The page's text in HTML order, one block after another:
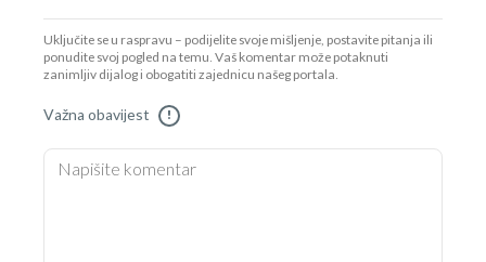
Uključite se u raspravu – podijelite svoje mišljenje, postavite pitanja ili
ponudite svoj pogled na temu. Vaš komentar može potaknuti
zanimljiv dijalog i obogatiti zajednicu našeg portala.
Važna obavijest !